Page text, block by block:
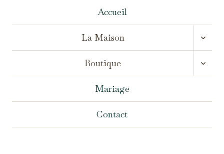
Accueil
La Maison
MENU
Boutique
MENU
Mariage
Contact